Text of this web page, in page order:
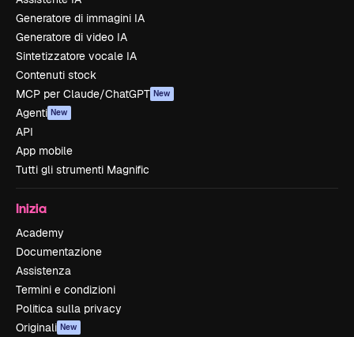
Generatore di immagini IA
Generatore di video IA
Sintetizzatore vocale IA
Contenuti stock
MCP per Claude/ChatGPT New
Agenti New
API
App mobile
Tutti gli strumenti Magnific
Inizia
Academy
Documentazione
Assistenza
Termini e condizioni
Politica sulla privacy
Originali New